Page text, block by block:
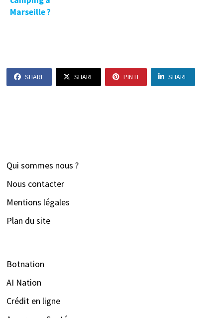
Marseille ?
SHARE SHARE PIN IT SHARE
Qui sommes nous ?
Nous contacter
Mentions légales
Plan du site
Botnation
AI Nation
Crédit en ligne